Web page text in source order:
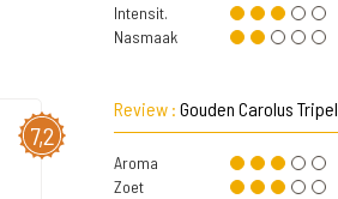
Intensit.
Nasmaak
7,2
Review : Gouden Carolus Tripel
Aroma
Zoet